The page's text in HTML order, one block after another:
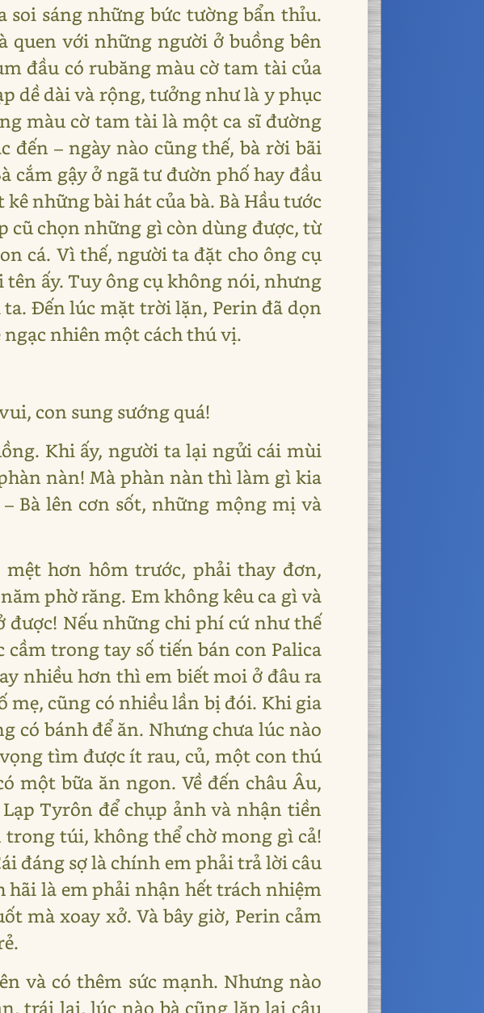
soi sáng những bức tường bẩn thỉu.
quen với những người ở buồng bên
đầu có rubăng màu cờ tam tài của
dề dài và rộng, tưởng như là y phục
màu cờ tam tài là một ca sĩ đường
đến – ngày nào cũng thế, bà rời bãi
cắm gậy ở ngã tư đườn phố hay đầu
những bài hát của bà. Bà Hầu tước
cũ chọn những gì còn dùng được, từ
cá. Vì thế, người ta đặt cho ông cụ
tên ấy. Tuy ông cụ không nói, nhưng
Đến lúc mặt trời lặn, Perin đã dọn
ngạc nhiên một cách thú vị.
con sung sướng quá!
Khi ấy, người ta lại ngửi cái mùi
nàn! Mà phàn nàn thì làm gì kia
Bà lên cơn sốt, những mộng mị và
mệt hơn hôm trước, phải thay đơn,
phờ răng. Em không kêu ca gì và
Nếu những chi phí cứ như thế
trong tay số tiến bán con Palica
nhiều hơn thì em biết moi ở đâu ra
mẹ, cũng có nhiều lần bị đói. Khi gia
có bánh để ăn. Nhưng chưa lúc nào
tìm được ít rau, củ, một con thú
bữa ăn ngon. Về đến châu Âu,
Tyrôn để chụp ảnh và nhận tiền
túi, không thể chờ mong gì cả!
đáng sợ là chính em phải trả lời câu
hãi là em phải nhận hết trách nhiệm
mà xoay xở. Và bây giờ, Perin cảm
và có thêm sức mạnh. Nhưng nào
trái lại, lúc nào bà cũng lặp lại câu